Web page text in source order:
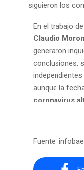
siguieron los
En el trabajo
Claudio
generaron
conclusiones,
aunque la
coronavirus
Fuente: